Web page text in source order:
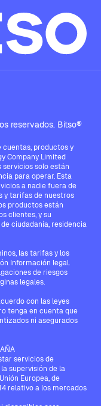
reservados. Bitso®
productos y
Company Limited
servicios solo están
para operar. Esta
a nadie fuera de
y tarifas de nuestros
productos están
clientes, y su
ciudadanía, residencia
las tarifas y los
Información legal.
de riesgos
legales.
con las leyes
tenga en cuenta que
ni asegurados
servicios de
supervisión de la
Europea, de
relativo a los mercados